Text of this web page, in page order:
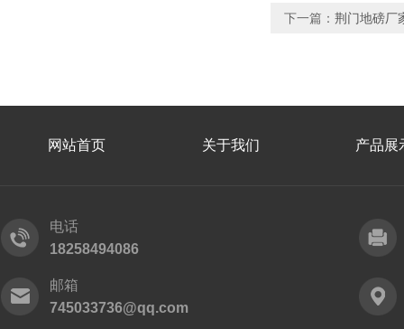
下一篇： 荆门地磅厂
网站首页 关于我们 产品展
电话
18258494086
邮箱
745033736@qq.com